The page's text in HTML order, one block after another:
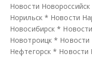
Новости Новороссийск
Норильск * Новости
Новосибирск *
Новотроицк * Новости
Нефтегорск * Новости